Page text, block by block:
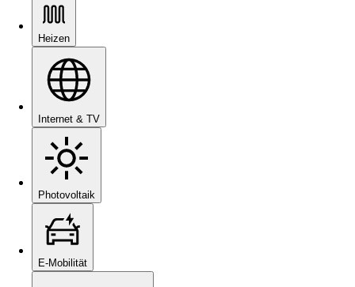
Heizen
Internet & TV
Photovoltaik
E-Mobilität